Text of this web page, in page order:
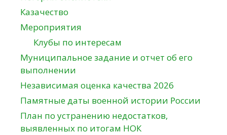
Казачество
Мероприятия
Клубы по интересам
Муниципальное задание и отчет об его
выполнении
Независимая оценка качества 2026
Памятные даты военной истории России
План по устранению недостатков,
выявленных по итогам НОК